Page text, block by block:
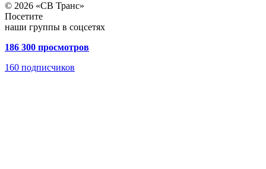
© 2026 «СВ Транс»
Посетите
наши группы в соцсетях
186 300 просмотров
160 подписчиков